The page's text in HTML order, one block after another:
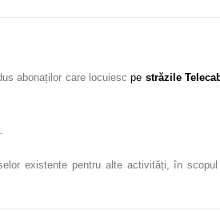
abonaților care locuiescpe străzile
existente pentru alte activități, în scopul